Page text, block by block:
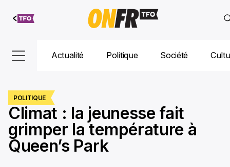
Aller au
contenu
Actualité Politique Société
POLITIQUE
Climat : la jeunesse fait
grimper la température à
Queen’s Park